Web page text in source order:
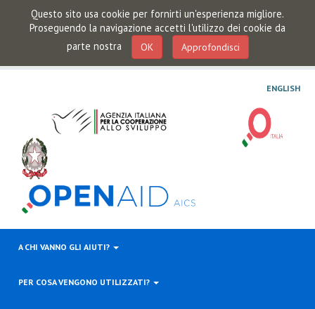
Questo sito usa cookie per fornirti un'esperienza migliore.
Proseguendo la navigazione accetti l'utilizzo dei cookie da
parte nostra
OK Approfondisci
ENGLISH
A CHI VANNO GLI AIUTI?
PER COSA VENGONO UTILIZZATI?